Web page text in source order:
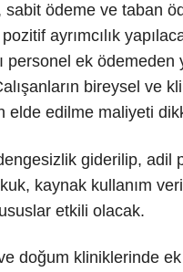
sabit ödeme ve taban
ayrımcılık
personel ek ödemeden
bireysel ve
elde edilme maliyeti
giderilip, adil
kaynak kullanım
etkili olacak.
doğum kliniklerinde